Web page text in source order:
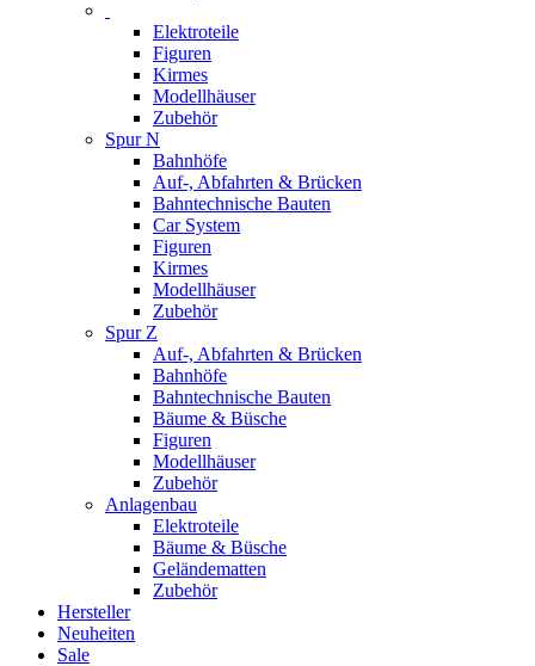
Elektroteile
Figuren
Kirmes
Modellhäuser
Zubehör
Spur N
Bahnhöfe
Auf-, Abfahrten & Brücken
Bahntechnische Bauten
Car System
Figuren
Kirmes
Modellhäuser
Zubehör
Spur Z
Auf-, Abfahrten & Brücken
Bahnhöfe
Bahntechnische Bauten
Bäume & Büsche
Figuren
Modellhäuser
Zubehör
Anlagenbau
Elektroteile
Bäume & Büsche
Geländematten
Zubehör
Hersteller
Neuheiten
Sale